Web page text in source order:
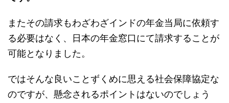
またその請求もわざわざインドの年金当局に依頼す
る必要はなく、日本の年金窓口にて請求することが
可能となりました。
ではそんな良いことずくめに思える社会保障協定な
のですが、懸念されるポイントはないのでしょう